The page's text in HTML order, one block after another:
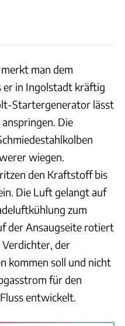
man dem
er in Ingolstadt kräftig
Startergenerator lässt
Die
wiegen.
den Kraftstoff bis
Die Luft gelangt auf
zum
der Ansaugseite rotiert
der
kommen soll und nicht
für den
entwickelt.